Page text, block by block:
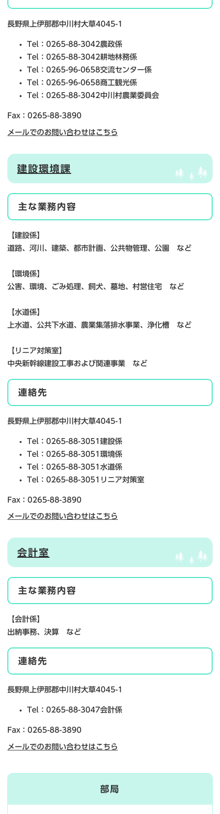
長野県上伊那郡中川村大草4045-1
Tel：0265-88-3042農政係
Tel：0265-88-3042耕地林務係
Tel：0265-96-0658交流センター係
Tel：0265-96-0658商工観光係
Tel：0265-88-3042中川村農業委員会
Fax：0265-88-3890
メールでのお問い合わせはこちら
建設環境課
主な業務内容
【建設係】
道路、河川、建築、都市計画、公共物管理、公園 など
【環境係】
公害、環境、ごみ処理、飼犬、墓地、村営住宅 など
【水道係】
上水道、公共下水道、農業集落排水事業、浄化槽 など
【リニア対策室】
中央新幹線建設工事および関連事業 など
連絡先
長野県上伊那郡中川村大草4045-1
Tel：0265-88-3051 建設係
Tel：0265-88-3051 環境係
Tel：0265-88-3051 水道係
Tel：0265-88-3051 リニア対策室
Fax：0265-88-3890
メールでのお問い合わせはこちら
会計室
主な業務内容
【会計係】
出納事務、決算 など
連絡先
長野県上伊那郡中川村大草4045-1
Tel：0265-88-3047会計係
Fax：0265-88-3890
メールでのお問い合わせはこちら
部局